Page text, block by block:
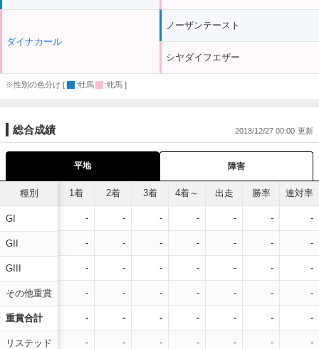
ダイナカール
ノーザンテースト
シヤダイフエザー
※性別の色分け [ :牡馬 :牝馬 ]
総合成績 2013/12/27 00:00
平地 障害
種別
GI
GII
GIII
その他重賞
重賞合計
リステッド
1着 2着 3着 4着～ 出走 勝率 連対率
- - - - - - -
- - - - - - -
- - - - - - -
- - - - - - -
- - - - - - -
- - - - - - -